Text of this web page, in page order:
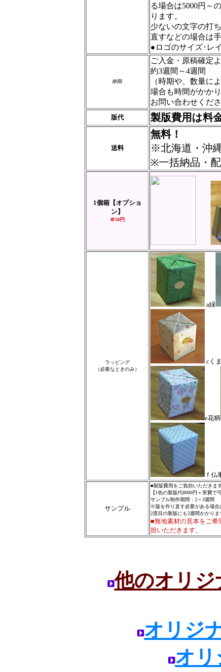
る場合は5000円～
ります。
少ないの文字の打
直すなどの場合は
●ロゴのサイズ･レ
納期
ご入金・原稿確定
約3週間～4週間
（時期や、数量に
場合も時間がかか
お問い合わせくだ
版代 製版費用は料
送料
無料！
※北海道・沖
※一括納品・
1個箱【オプショ
ン】
＠50円
ラッピング
（必要なときのみ）
a緑
cく
e花柄
ｆ仏
サンプル
■製版費用をご負担いただきま
【1色の製版代8000円＋実費
サンプル制作期間：2～3週間
※版を作り直す必要がある場合
2度目の製版にも2週間かかりま
■無地素材の見本をご希
担いただきます。
他のオリ
オリジ
オリ